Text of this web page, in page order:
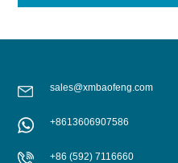
sales@xmbaofeng.com
+8613606907586
+86 (592) 7116660